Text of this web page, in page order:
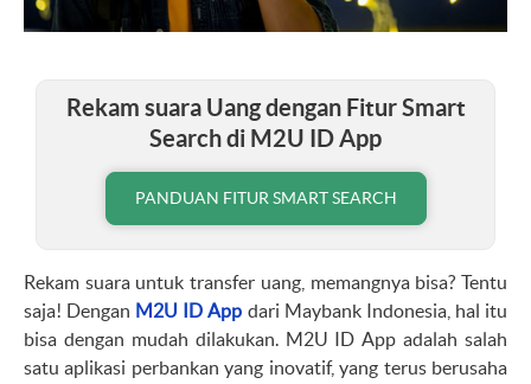
Rekam suara Uang dengan Fitur Smart
Search di M2U ID App
PANDUAN FITUR SMART SEARCH
Rekam suara untuk transfer uang, memangnya bisa? Tentu
saja! Dengan M2U ID App dari Maybank Indonesia, hal itu
bisa dengan mudah dilakukan. M2U ID App adalah salah
satu aplikasi perbankan yang inovatif, yang terus berusaha